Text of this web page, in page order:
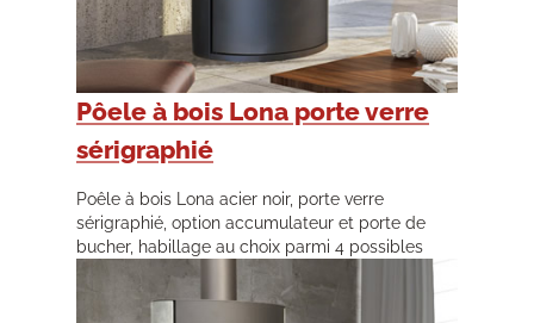
Pôele à bois Lona porte verre
sérigraphié
Poêle à bois Lona acier noir, porte verre
sérigraphié, option accumulateur et porte de
bucher, habillage au choix parmi 4 possibles